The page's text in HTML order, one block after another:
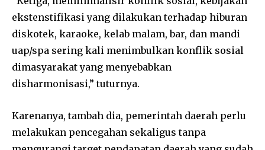
ekstenstifikasi yang dilakukan terhadap hiburan
diskotek, karaoke, kelab malam, bar, dan mandi
uap/spa sering kali menimbulkan konflik sosial
dimasyarakat yang menyebabkan
disharmonisasi,” tuturnya.
Karenanya, tambah dia, pemerintah daerah perlu
melakukan pencegahan sekaligus tanpa